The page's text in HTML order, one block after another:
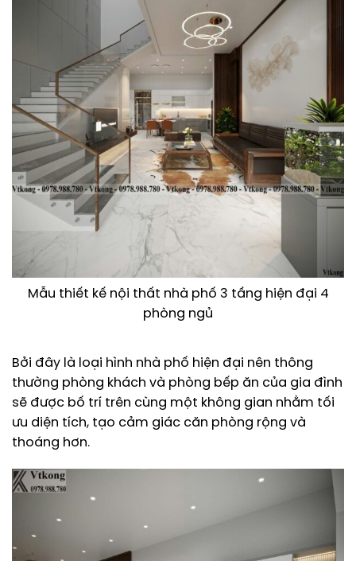
Mẫu thiết kế nội thất nhà phố 3 tầng hiện đại 4
phòng ngủ
Bởi đây là loại hình nhà phố hiện đại nên thông
thường phòng khách và phòng bếp ăn của gia đình
sẽ được bố trí trên cùng một không gian nhằm tối
ưu diện tích, tạo cảm giác căn phòng rộng và
thoáng hơn.